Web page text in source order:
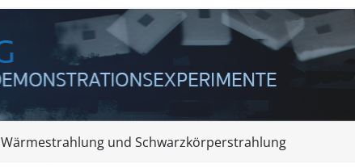
Wärmestrahlung und Schwarzkörperstrahlung